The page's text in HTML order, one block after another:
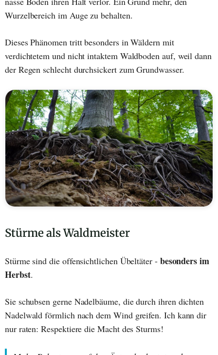
Wurzelbereich im Auge zu behalten.
Dieses Phänomen tritt besonders in Wäldern mit
verdichtetem und nicht intaktem Waldboden auf, weil dann
der Regen schlecht durchsickert zum Grundwasser.
Stürme als Waldmeister
Stürme sind die offensichtlichen Übeltäter - besonders im
Herbst.
Sie schubsen gerne Nadelbäume, die durch ihren dichten
Nadelwald förmlich nach dem Wind greifen. Ich kann dir
nur raten: Respektiere die Macht des Sturms!